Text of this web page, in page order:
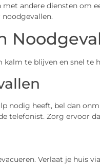
andere diensten om
noodgevallen.
te blijven en snel te
nodig heeft, bel dan
telefonist. Zorg ervoor
Verlaat je huis